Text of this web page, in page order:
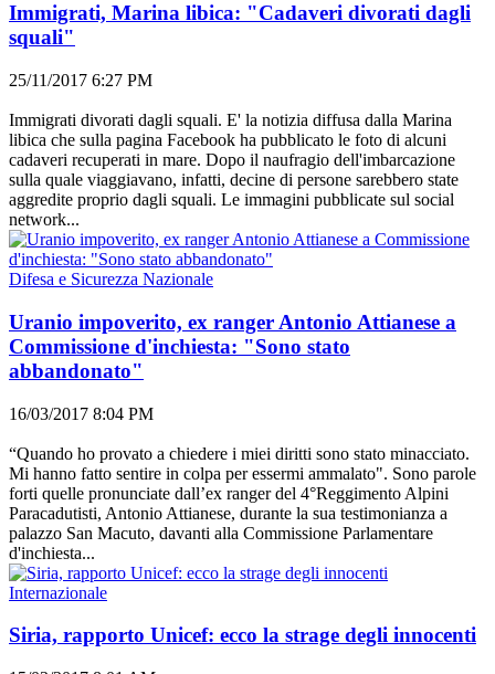
Immigrati, Marina libica: "Cadaveri divorati dagli
squali"
25/11/2017 6:27 PM
Immigrati divorati dagli squali. E' la notizia diffusa dalla Marina
libica che sulla pagina Facebook ha pubblicato le foto di alcuni
cadaveri recuperati in mare. Dopo il naufragio dell'imbarcazione
sulla quale viaggiavano, infatti, decine di persone sarebbero state
aggredite proprio dagli squali. Le immagini pubblicate sul social
network...
Difesa e Sicurezza Nazionale
Uranio impoverito, ex ranger Antonio Attianese a
Commissione d'inchiesta: "Sono stato
abbandonato"
16/03/2017 8:04 PM
“Quando ho provato a chiedere i miei diritti sono stato minacciato.
Mi hanno fatto sentire in colpa per essermi ammalato". Sono parole
forti quelle pronunciate dall’ex ranger del 4°Reggimento Alpini
Paracadutisti, Antonio Attianese, durante la sua testimonianza a
palazzo San Macuto, davanti alla Commissione Parlamentare
d'inchiesta...
Internazionale
Siria, rapporto Unicef: ecco la strage degli innocenti